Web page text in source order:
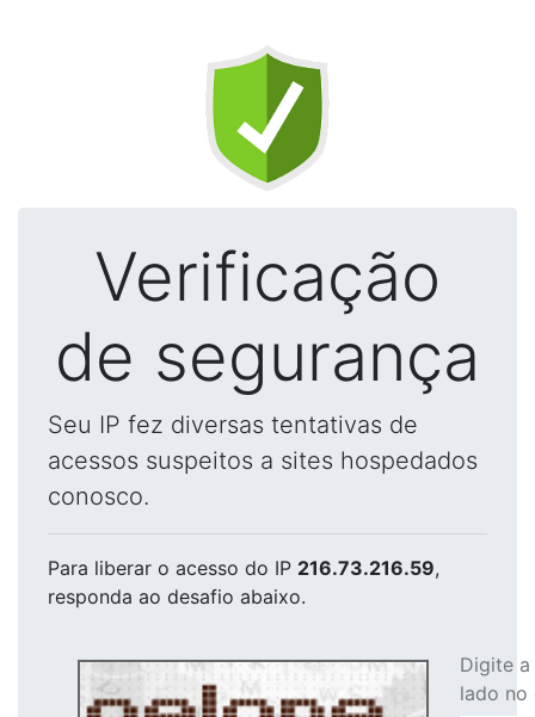
Verificação
de segurança
Seu IP fez diversas tentativas de
acessos suspeitos a sites hospedados
conosco.
Para liberar o acesso do IP 216.73.216.59,
responda ao desafio abaixo.
Digite
lado no